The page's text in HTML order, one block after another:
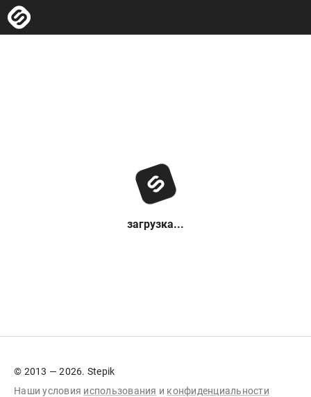
загрузка...
© 2013 — 2026. Stepik
Наши условия использования и конфиденциальности